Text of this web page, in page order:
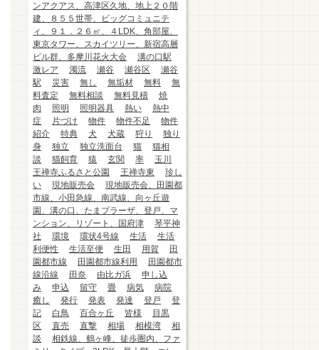
ンアクアス、高津区久地、地上２０階
建、８５５世帯、ビッグコミュニテ
ィ、９１．２６㎡、４LDK、角部屋、
東京タワー、スカイツリー、新宿高層
ビル群、多摩川花火大会
溝の口駅
激レア
濁流 瀬谷 瀬谷区
瀬谷
駅
災害 無し 無垢材 無料
無
料査定
無料相談 無料見積
焼
肉
照明 照明器具 熱い
熱中
症
片づけ 物件 物件不足
物件
紹介
特典 犬 犬蔵 狩り
独り
身
独立 独立洗面台 猫
猫相
談
猫飼育 猿 玄関 率
玉川
王禅寺ふるさと公園
王禅寺東
珍し
い
現地販売会
現地販売会、田園都
市線、小田急線、南武線、向ヶ丘遊
園、溝の口、たまプラーザ、登戸、マ
ンション、リゾート、国府津
琴平神
社
環境 環状4号線 生活
生活
利便性
生活至便 生田 用賀
田
園都市線
田園都市線利用
田園都市
線沿線
田奈 由比ガ浜
申し込
み
申込 留守 畳 病気
病院
癒し
発行 発表 発達 登戸
登
記
白鳥 百合ヶ丘 皆様
目黒
区
直売 直撃 相場 相模湾
相
談
相鉄線、鶴ヶ峰、徒歩圏内、ファ